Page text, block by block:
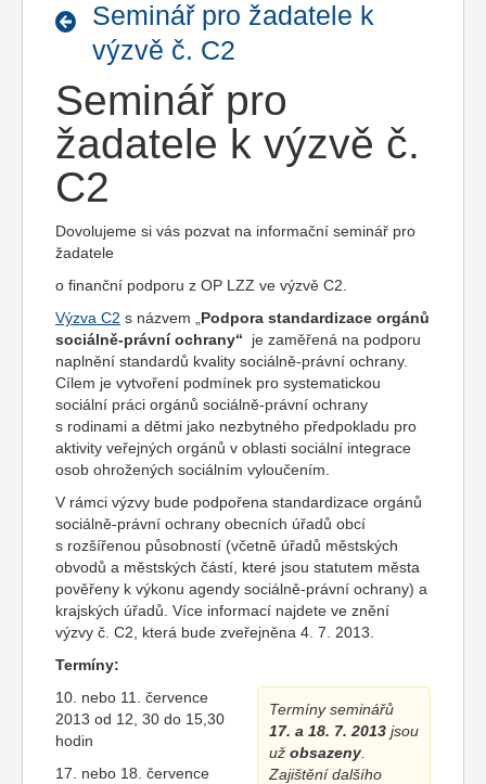
Seminář pro žadatele k
výzvě č. C2
Seminář pro
žadatele k výzvě č.
C2
Dovolujeme si vás pozvat na informační seminář pro
žadatele
o finanční podporu z OP LZZ ve výzvě C2.
Výzva C2 s názvem „ Podpora standardizace orgánů
sociálně-právní ochrany“
je zaměřená na podporu
naplnění standardů kvality sociálně-právní ochrany.
Cílem je vytvoření podmínek pro systematickou
sociální práci orgánů sociálně-právní ochrany
s rodinami a dětmi jako nezbytného předpokladu pro
aktivity veřejných orgánů v oblasti sociální integrace
osob ohrožených sociálním vyloučením.
V rámci výzvy bude podpořena standardizace orgánů
sociálně-právní ochrany obecních úřadů obcí
s rozšířenou působností (včetně úřadů městských
obvodů a městských částí, které jsou statutem města
pověřeny k výkonu agendy sociálně-právní ochrany) a
krajských úřadů. Více informací najdete ve znění
výzvy č. C2, která bude zveřejněna 4. 7. 2013.
Termíny:
Termíny seminářů
17. a 18. 7. 2013jsou
už obsazeny.
Zajištění dalšího
10. nebo 11. července
2013 od 12, 30 do 15,30
hodin
17. nebo 18. července